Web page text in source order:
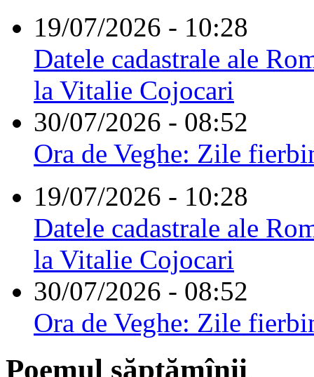
19/07/2026 - 10:28
Datele cadastrale ale
la Vitalie Cojocari
30/07/2026 - 08:52
Ora de Veghe: Zile
19/07/2026 - 10:28
Datele cadastrale ale
la Vitalie Cojocari
30/07/2026 - 08:52
Ora de Veghe: Zile
Poemul săptămînii